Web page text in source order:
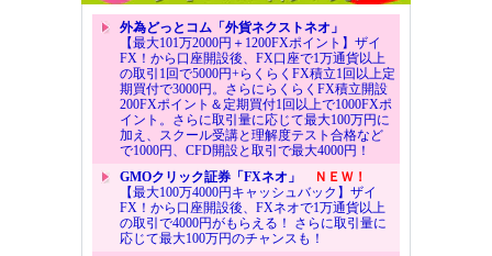
外為どっとコム「外貨ネクストネオ」
【最大101万2000円＋1200FXポイント】ザイ
FX！から口座開設後、FX口座で1万通貨以上
の取引1回で5000円+らくらくFX積立1回以上定
期買付で3000円。さらにらくらくFX積立開設
200FXポイント＆定期買付1回以上で1000FXポ
イント。さらに取引量に応じて最大100万円に
加え、スクール受講と理解度テスト合格など
で1000円、CFD開設と取引で最大4000円！
GMOクリック証券「FXネオ」
ＮＥＷ！
【最大100万4000円キャッシュバック】ザイ
FX！から口座開設後、FXネオで1万通貨以上
の取引で4000円がもらえる！ さらに取引量に
応じて最大100万円のチャンスも！